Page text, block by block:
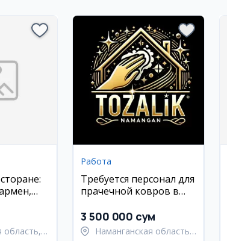
область,
Работа
Требуется персонал для
прачечной ковров в
3 500 000 сум
Наманганская область,